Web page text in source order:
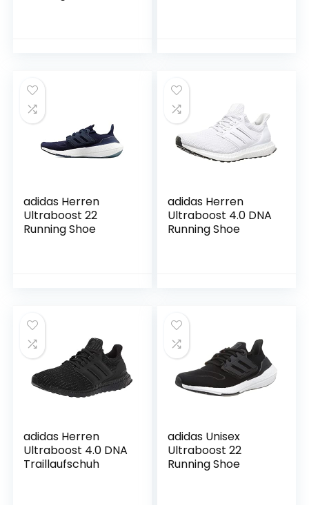
adidas Herren
Ultraboost 22
Running Shoe
adidas Herren
Ultraboost 4.0 DNA
Running Shoe
adidas Herren
Ultraboost 4.0 DNA
Traillaufschuh
adidas Unisex
Ultraboost 22
Running Shoe